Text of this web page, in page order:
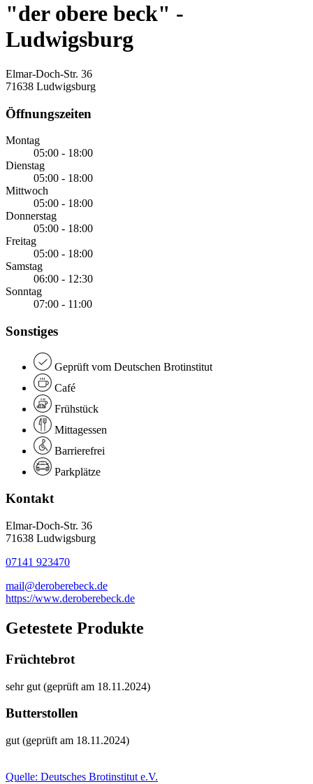
"der obere beck" -
Ludwigsburg
Elmar-Doch-Str. 36
71638 Ludwigsburg
Öffnungszeiten
Montag
05:00 - 18:00
Dienstag
05:00 - 18:00
Mittwoch
05:00 - 18:00
Donnerstag
05:00 - 18:00
Freitag
05:00 - 18:00
Samstag
06:00 - 12:30
Sonntag
07:00 - 11:00
Sonstiges
Geprüft vom Deutschen Brotinstitut
Café
Frühstück
Mittagessen
Barrierefrei
Parkplätze
Kontakt
Elmar-Doch-Str. 36
71638 Ludwigsburg
07141 923470
mail@deroberebeck.de
https://www.deroberebeck.de
Getestete Produkte
Früchtebrot
sehr gut (geprüft am 18.11.2024)
Butterstollen
gut (geprüft am 18.11.2024)
Quelle: Deutsches Brotinstitut e.V.